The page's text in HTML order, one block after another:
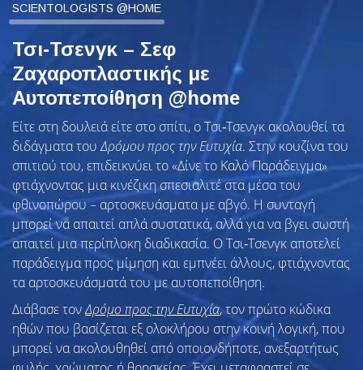
SCIENTOLOGISTS @HOME
Τσι‑Τσενγκ – Σεφ
Ζαχαροπλαστικής με
Αυτοπεποίθηση @home
Είτε στη δουλειά είτε στο σπίτι, ο Τσι‑Τσενγκ ακολουθεί τα
διδάγματα τουΔρόμου προς την Ευτυχία. Στην κουζίνα του
σπιτιού του, επιδεικνύει το «Δίνε το Καλό Παράδειγμα»
φτιάχνοντας μια κινέζικη σπεσιαλιτέ στα μέσα του
φθινοπώρου – αρτοσκευάσματα με αβγό. Η συνταγή
μπορεί να απαιτεί απλά συστατικά, αλλά για να βγει σωστή
απαιτεί μια περίπλοκη διαδικασία. Ο Τσι‑Τσενγκ αποτελεί
παράδειγμα προς μίμηση και εμπνέει άλλους, φτιάχνοντας
τα αρτοσκευάσματά του με αυτοπεποίθηση.
Διάβασε τονΔρόμο προς την Ευτυχία, τον πρώτο κώδικα
ηθών που βασίζεται εξ ολοκλήρου στην κοινή λογική, που
μπορεί να ακολουθηθεί από οποιονδήποτε, ανεξαρτήτως